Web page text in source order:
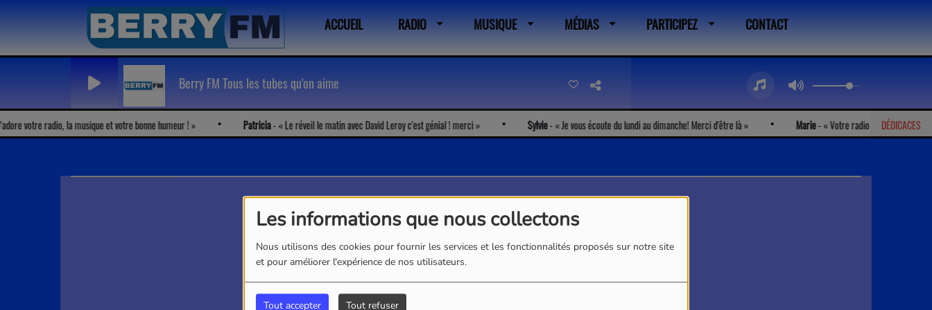
Les informations que nous collectons
Nous utilisons des cookies pour fournir les services et les fonctionnalités proposés sur notre site
et pour améliorer l'expérience de nos utilisateurs.
Tout accepter Tout refuser
ACCUEIL RADIO MUSIQUE MÉDIAS PARTICIPEZ CONTACT
Berry FM Tous les tubes qu'on aime
DÉDICACES
votre radio, la musique et votre bonne humeur ! Patricia- Le réveil le matin avec David Leroy c'est génial ! merci Sylvie- Je vous écoute du lundi au dimanche! Merci d'être là Marie- Votre radio est très chouette !